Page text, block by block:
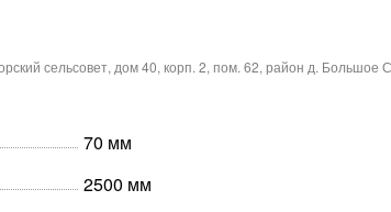
сельсовет, дом 40, корп. 2, пом. 62, район д. Большое
70 мм
2500 мм